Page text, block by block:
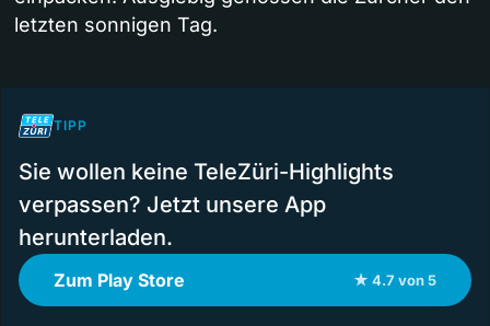
letzten sonnigen Tag.
TIPP
Sie wollen keine TeleZüri-Highlights
verpassen? Jetzt unsere App
herunterladen.
Zum Play Store ★ 4.7 von 5